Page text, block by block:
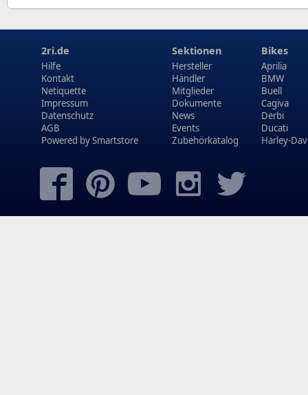
2ri.de
Hilfe
Kontakt
Netiquette
Impressum
Datenschutz
AGB
Powered bySmartstore
Sektionen
Hersteller
Händler
Mitglieder
Dokumente
News
Events
Zubehörkatalog
Bikes
Aprilia
BMW
Buell
Cagiva
Derbi
Ducati
Harley-